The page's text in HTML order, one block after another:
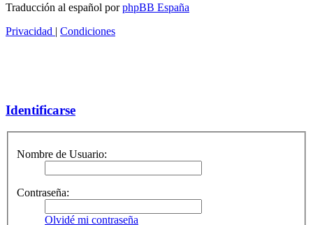
Traducción al español porphpBB España
Privacidad | Condiciones
Identificarse
Nombre de Usuario:
Contraseña:
Olvidé mi contraseña